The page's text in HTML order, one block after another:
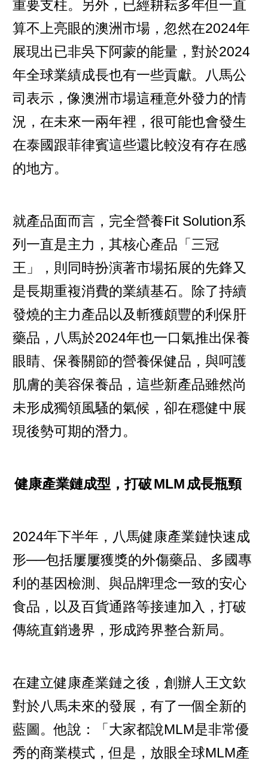
重要支柱。另外，已經耕耘多年但一直
算不上亮眼的澳洲市場，忽然在2024年
展現出已非吳下阿蒙的能量，對於2024
年全球業績成長也有一些貢獻。八馬公
司表示，像澳洲市場這種意外發力的情
況，在未來一兩年裡，很可能也會發生
在泰國跟菲律賓這些還比較沒有存在感
的地方。
就產品面而言，完全營養Fit Solution系
列一直是主力，其核心產品「三冠
王」，則同時扮演著市場拓展的先鋒又
是長期重複消費的業績基石。除了持續
發燒的主力產品以及斬獲頗豐的利保肝
藥品，八馬於2024年也一口氣推出保養
眼睛、保養關節的營養保健品，與呵護
肌膚的美容保養品，這些新產品雖然尚
未形成獨領風騷的氣候，卻在穩健中展
現後勢可期的潛力。
健康產業鏈成型，打破MLM 成長瓶頸
2024年下半年，八馬健康產業鏈快速成
形──包括屢屢獲獎的外傷藥品、多國專
利的基因檢測、與品牌理念一致的安心
食品，以及百貨通路等接連加入，打破
傳統直銷邊界，形成跨界整合新局。
在建立健康產業鏈之後，創辦人王文欽
對於八馬未來的發展，有了一個全新的
藍圖。他說：「大家都說MLM是非常優
秀的商業模式，但是，放眼全球MLM產